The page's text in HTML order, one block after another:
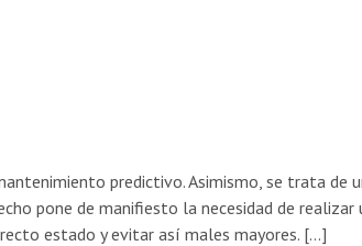
predictivo. Asimismo, se trata de
pone de manifiesto la necesidad de
estado y evitar así males mayores. […]